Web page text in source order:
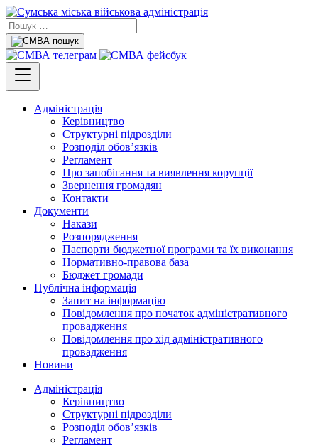
Адміністрація
Керівництво
Структурні підрозділи
Розподіл обов’язків
Регламент
Про запобігання та виявлення корупції
Звернення громадян
Контакти
Документи
Накази
Розпорядження
Паспорти бюджетної програми та їх виконання
Нормативно-правова база
Бюджет громади
Публічна інформація
Запит на інформацію
Повідомлення про початок адміністративного
провадження
Повідомлення про хід адміністративного
провадження
Новини
Адміністрація
Керівництво
Структурні підрозділи
Розподіл обов’язків
Регламент